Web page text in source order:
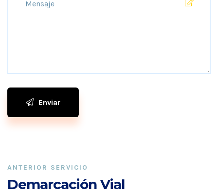
Enviar
ANTERIOR SERVICIO
Demarcación Vial